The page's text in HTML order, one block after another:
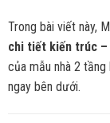
Trong bài viết này,
chi tiết kiến trúc –
của mẫu nhà 2
ngay bên dưới.